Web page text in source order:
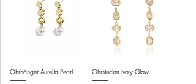
Ohrhänger Aurelia Pearl Ohrstecker Ivory Glow